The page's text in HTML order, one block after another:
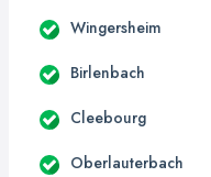
Wingersheim
Birlenbach
Cleebourg
Oberlauterbach